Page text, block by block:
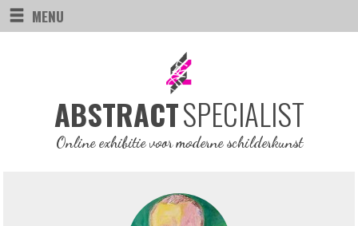
MENU
ABSTRACTSPECIALIST
Online exhibitie voor moderne schilderkunst